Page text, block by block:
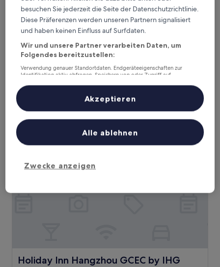
Überprüfe die Preise für diese Daten
Heute
6. Aug. - 7. Aug.
Morgen
7. Aug. - 8. Aug.
Dieses Wochenende
7. Aug. - 9. Aug.
Nächstes Wochenende
Empfohlene Unterkünfte Preis (aufsteigend)
Deine Ausgangsbasis nahe
Fengloucun-Station
Holiday Inn Hangzhou GCEC by IHG
Holiday Inn Hangzhou GCEC by IHG
Holiday Inn Hangzhou GCEC by IHG
besuchen Sie jederzeit die Seite der Datenschutzrichtlinie.
Diese Präferenzen werden unseren Partnern signalisiert
und haben keinen Einfluss auf Surfdaten.
Wir und unsere Partner verarbeiten Daten, um
Folgendes bereitzustellen:
Verwendung genauer Standortdaten. Endgeräteeigenschaften zur
Identifikation aktiv abfragen. Speichern von oder Zugriff auf
Inhalte, Messung von Werbeleistung und der Performance von Inhalten,
Zielgruppenforschung sowie Entwicklung und Verbesserung von
Liste der Partner (Lieferanten)
Zwecke anzeigen
Alle ablehnen
Akzeptieren